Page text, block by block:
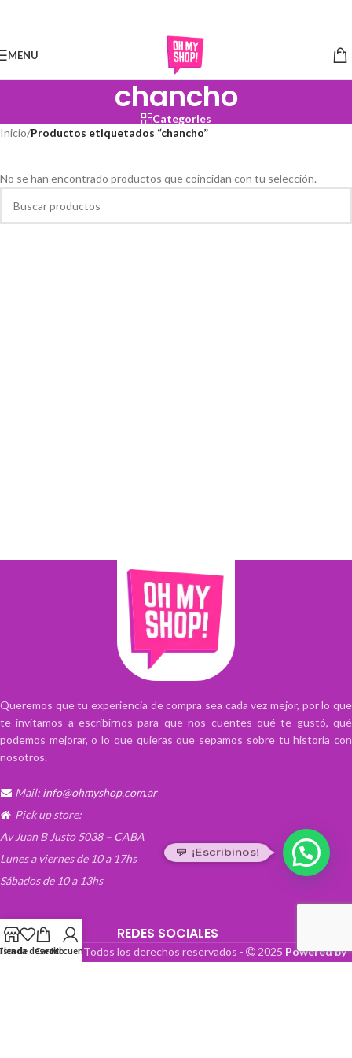
MENU
chancho
Categories
Inicio/Productos etiquetados “chancho”
No se han encontrado productos que coincidan con tu selección.
Queremos que tu experiencia de compra sea cada vez mejor, por lo que
te invitamos a escribirnos para que nos cuentes qué te gustó, qué
podemos mejorar, o lo que quieras que sepamos sobre tu historia con
nosotros.
Mail: info@ohmyshop.com.ar
Pick up store:
Av Juan B Justo 5038 – CABA
Lunes a viernes de 10 a 17hs
Sábados de 10 a 13hs
REDES SOCIALES
OhMyTienda! - Todos los derechos reservados - 2025 Powered by
de deseos
CarritoMi cuenta
💬 ¡Escribinos!